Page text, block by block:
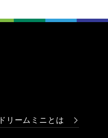
ドリームミニとは